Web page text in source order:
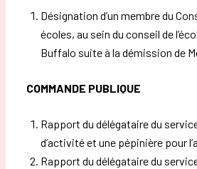
Désignation d’un membre du
écoles, au sein du conseil de
Buffalo suite à la démission de
COMMANDE PUBLIQUE
Rapport du délégataire du
d’activité et une pépinière pour
Rapport du délégataire du